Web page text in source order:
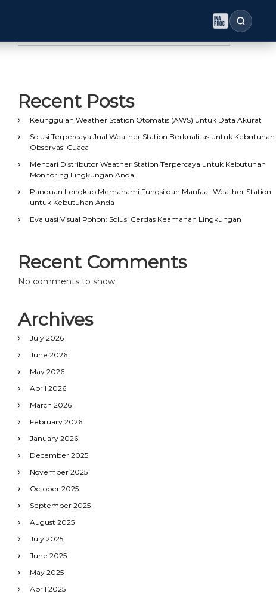
Search
Recent Posts
Keunggulan Weather Station Otomatis (AWS) untuk Data Akurat
Solusi Terpercaya Jual Weather Station Berkualitas untuk Kebutuhan
Observasi Cuaca
Mencari Distributor Weather Station Terpercaya untuk Kebutuhan
Monitoring Lingkungan Anda
Panduan Lengkap Memahami Fungsi dan Manfaat Weather Station
untuk Kebutuhan Anda
Evaluasi Visual Pohon: Solusi Cerdas Keamanan Lingkungan
Recent Comments
No comments to show.
Archives
July 2026
June 2026
May 2026
April 2026
March 2026
February 2026
January 2026
December 2025
November 2025
October 2025
September 2025
August 2025
July 2025
June 2025
May 2025
April 2025